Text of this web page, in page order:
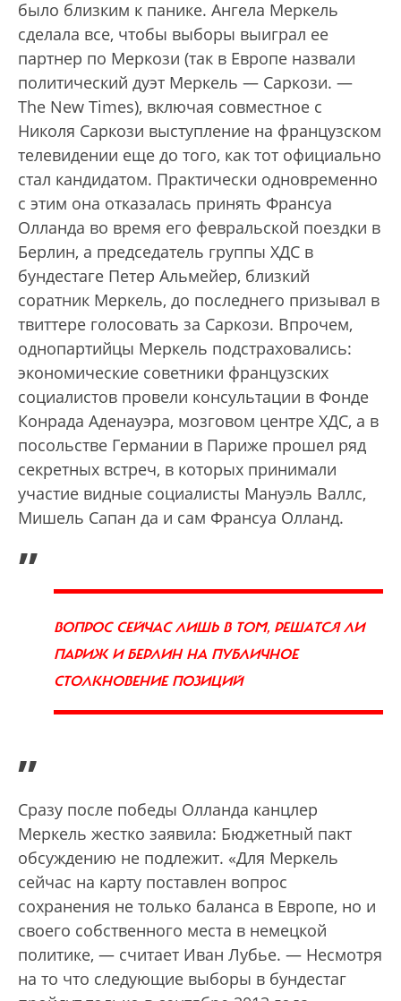
было близким к панике. Ангела Меркель
сделала все, чтобы выборы выиграл ее
партнер по Меркози (так в Европе назвали
политический дуэт Меркель — Саркози. —
The New Times), включая совместное с
Николя Саркози выступление на французском
телевидении еще до того, как тот официально
стал кандидатом. Практически одновременно
с этим она отказалась принять Франсуа
Олланда во время его февральской поездки в
Берлин, а председатель группы ХДС в
бундестаге Петер Альмейер, близкий
соратник Меркель, до последнего призывал в
твиттере голосовать за Саркози. Впрочем,
однопартийцы Меркель подстраховались:
экономические советники французских
социалистов провели консультации в Фонде
Конрада Аденауэра, мозговом центре ХДС, а в
посольстве Германии в Париже прошел ряд
секретных встреч, в которых принимали
участие видные социалисты Мануэль Валлс,
Мишель Сапан да и сам Франсуа Олланд.
„
ВОПРОС СЕЙЧАС ЛИШЬ В ТОМ, РЕШАТСЯ ЛИ
ПАРИЖ И БЕРЛИН НА ПУБЛИЧНОЕ
СТОЛКНОВЕНИЕ ПОЗИЦИЙ
”
Сразу после победы Олланда канцлер
Меркель жестко заявила: Бюджетный пакт
обсуждению не подлежит. «Для Меркель
сейчас на карту поставлен вопрос
сохранения не только баланса в Европе, но и
своего собственного места в немецкой
политике, — считает Иван Лубье. — Несмотря
на то что следующие выборы в бундестаг